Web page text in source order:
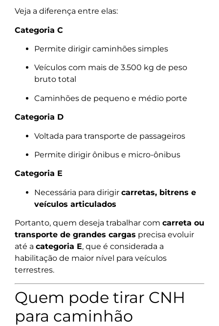
Veja a diferença entre elas:
Categoria C
Permite dirigir caminhões simples
Veículos com mais de 3.500 kg de peso
bruto total
Caminhões de pequeno e médio porte
Categoria D
Voltada para transporte de passageiros
Permite dirigir ônibus e micro-ônibus
Categoria E
Necessária para dirigir carretas, bitrens e
veículos articulados
Portanto, quem deseja trabalhar com carreta ou
transporte de grandes cargas precisa evoluir
até a categoria E, que é considerada a
habilitação de maior nível para veículos
terrestres.
Quem pode tirar CNH
para caminhão